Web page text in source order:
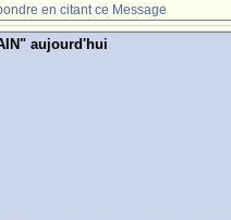
en citant ce Message
aujourd'hui